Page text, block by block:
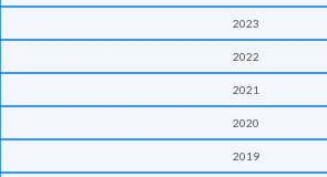
2023
2022
2021
2020
2019